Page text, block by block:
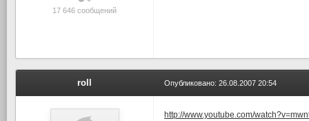
17 646 сообщений
roll Опубликовано: 26.08.2007 20:54
http://www.youtube.com/